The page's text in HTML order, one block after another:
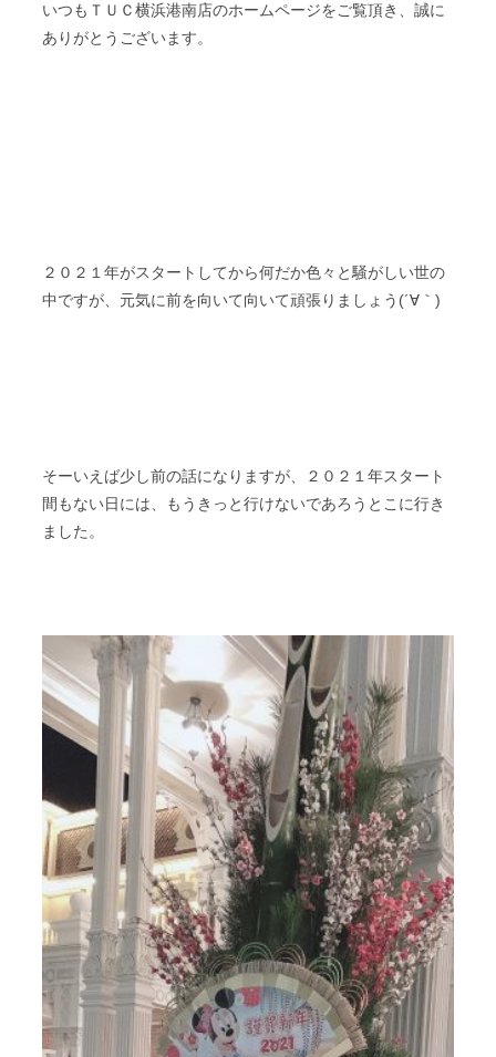
いつもＴＵＣ横浜港南店のホームページをご覧頂き、誠に
ありがとうございます。
２０２１年がスタートしてから何だか色々と騒がしい世の
中ですが、元気に前を向いて向いて頑張りましょう(´∀｀)
そーいえば少し前の話になりますが、２０２１年スタート
間もない日には、もうきっと行けないであろうとこに行き
ました。